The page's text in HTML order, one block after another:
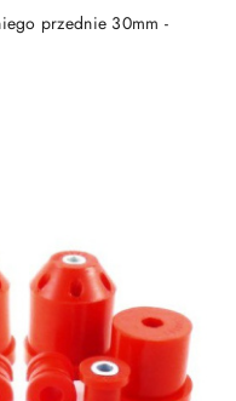
przednie 30mm -
KOSZYKA